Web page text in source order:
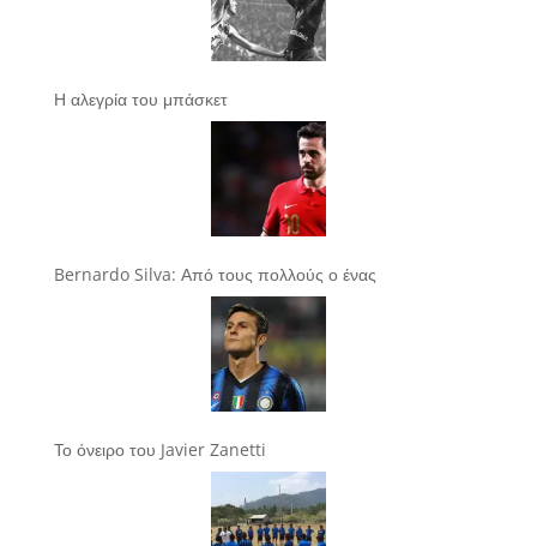
Η αλεγρία του μπάσκετ
Bernardo Silva: Από τους πολλούς ο ένας
Το όνειρο του Javier Zanetti